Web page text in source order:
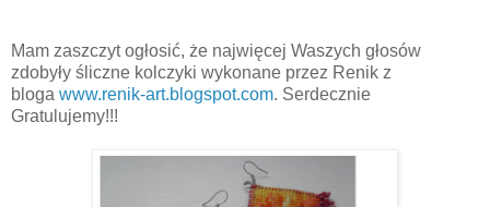
Mam zaszczyt ogłosić, że najwięcej Waszych głosów
zdobyły śliczne kolczyki wykonane przez Renik z
bloga www.renik-art.blogspot.com. Serdecznie
Gratulujemy!!!